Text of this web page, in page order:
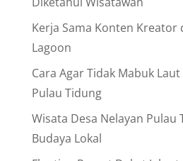
Kerja Sama Konten Kreator
Lagoon
Cara Agar Tidak Mabuk
Pulau Tidung
Wisata Desa Nelayan Pulau
Budaya Lokal